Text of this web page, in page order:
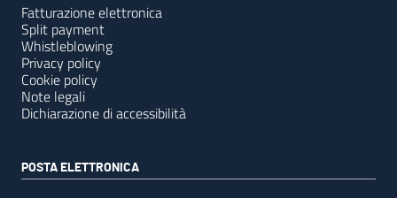
Fatturazione elettronica
Split payment
Whistleblowing
Privacy policy
Cookie policy
Note legali
Dichiarazione di accessibilità
POSTA ELETTRONICA